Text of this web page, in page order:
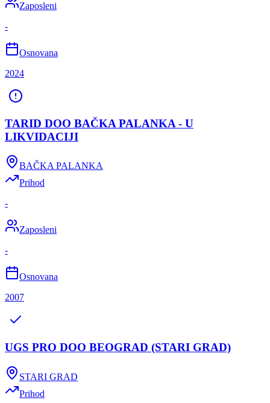
Zaposleni
-
Osnovana
2024
TARID DOO BAČKA PALANKA - U
LIKVIDACIJI
BAČKA PALANKA
Prihod
-
Zaposleni
-
Osnovana
2007
UGS PRO DOO BEOGRAD (STARI GRAD)
STARI GRAD
Prihod